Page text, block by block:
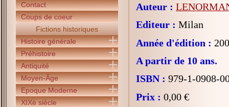
Contact
Coups de coeur
Fictions historiques
Histoire générale
Préhistoire
Antiquité
Moyen-Âge
Epoque Moderne
XIXè siècle
Auteur :
Editeur : Milan
Année d'édition :
A partir de 10 ans.
ISBN : 979-1-0908-
Prix : 0,00 €